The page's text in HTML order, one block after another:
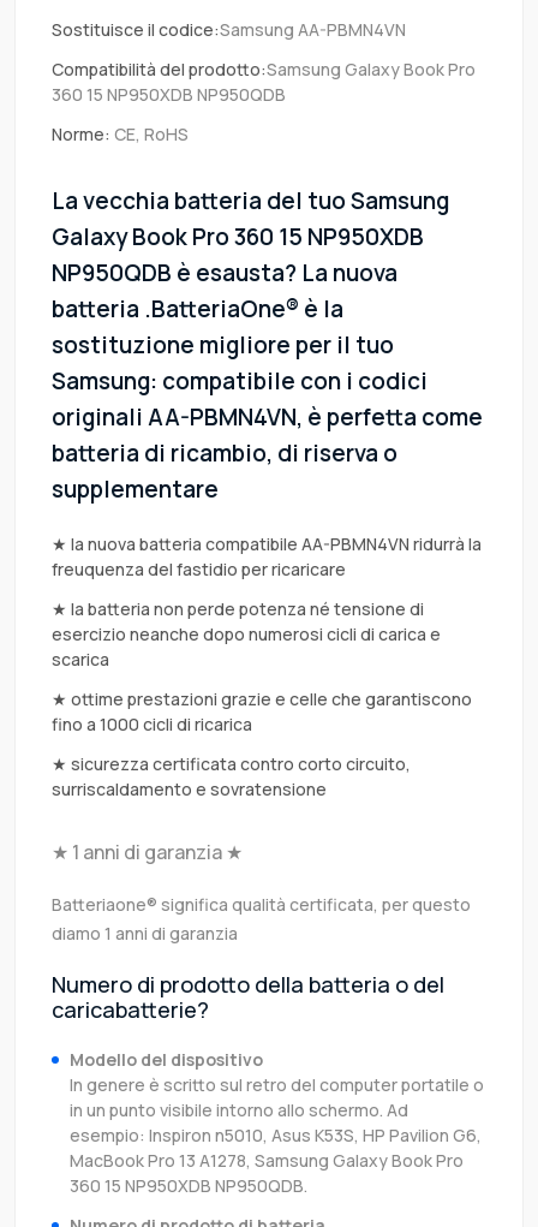
Sostituisce il codice:Samsung AA-PBMN4VN
Compatibilità del prodotto:Samsung Galaxy Book Pro
360 15 NP950XDB NP950QDB
Norme: CE, RoHS
La vecchia batteria del tuo Samsung
Galaxy Book Pro 360 15 NP950XDB
NP950QDB è esausta? La nuova
batteria .BatteriaOne® è la
sostituzione migliore per il tuo
Samsung: compatibile con i codici
originali AA-PBMN4VN, è perfetta come
batteria di ricambio, di riserva o
supplementare
★ la nuova batteria compatibile AA-PBMN4VN ridurrà la
freuquenza del fastidio per ricaricare
★ la batteria non perde potenza né tensione di
esercizio neanche dopo numerosi cicli di carica e
scarica
★ ottime prestazioni grazie e celle che garantiscono
fino a 1000 cicli di ricarica
★ sicurezza certificata contro corto circuito,
surriscaldamento e sovratensione
★ 1 anni di garanzia ★
Batteriaone® significa qualità certificata, per questo
diamo 1 anni di garanzia
Numero di prodotto della batteria o del
caricabatterie?
Modello del dispositivo
In genere è scritto sul retro del computer portatile o
in un punto visibile intorno allo schermo. Ad
esempio: Inspiron n5010, Asus K53S, HP Pavilion G6,
MacBook Pro 13 A1278, Samsung Galaxy Book Pro
360 15 NP950XDB NP950QDB.